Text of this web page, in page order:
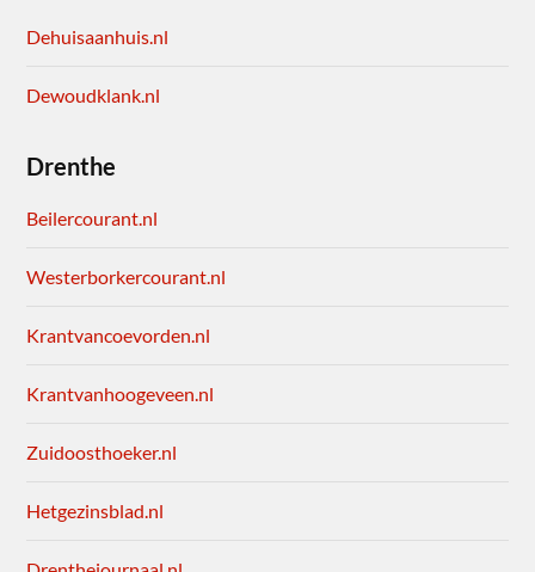
Dehuisaanhuis.nl
Dewoudklank.nl
Drenthe
Beilercourant.nl
Westerborkercourant.nl
Krantvancoevorden.nl
Krantvanhoogeveen.nl
Zuidoosthoeker.nl
Hetgezinsblad.nl